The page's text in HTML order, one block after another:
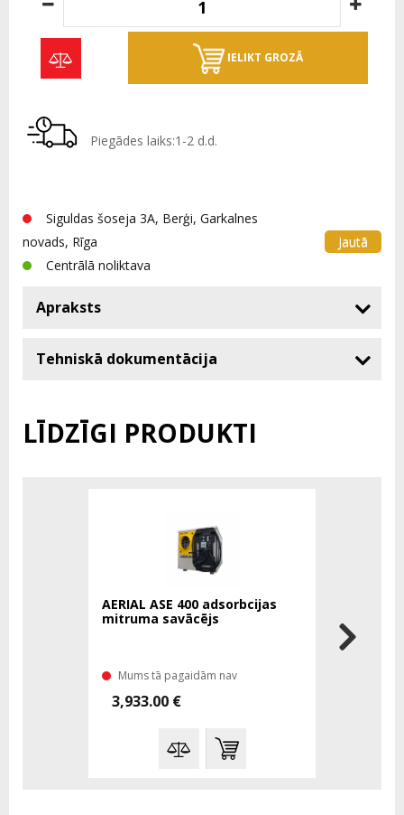
IELIKT GROZĀ
Piegādes laiks:1-2 d.d.
Siguldas šoseja 3A, Berģi, Garkalnes
novads, Rīga
Jautā
Centrālā noliktava
Apraksts
Tehniskā dokumentācija
LĪDZĪGI PRODUKTI
AERIAL ASE 400 adsorbcijas
mitruma savācējs
Mums tā pagaidām nav
3,933.00 €